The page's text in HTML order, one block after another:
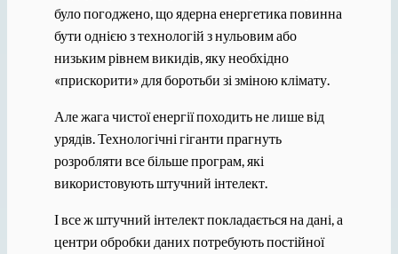
було погоджено, що ядерна енергетика повинна
бути однією з технологій з нульовим або
низьким рівнем викидів, яку необхідно
«прискорити» для боротьби зі зміною клімату.
Але жага чистої енергії походить не лише від
урядів. Технологічні гіганти прагнуть
розробляти все більше програм, які
використовують штучний інтелект.
І все ж штучний інтелект покладається на дані, а
центри обробки даних потребують постійної